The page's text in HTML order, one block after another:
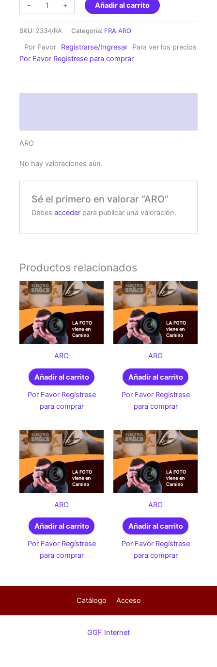
-
cantidad
+ Añadir al carrito
SKU: 2334/RA Categoría: FRA ARO
Por Favor Registrarse/Ingresar
Para ver los precios
Por Favor Regístrese para comprar
ARO
No hay valoraciones aún.
Sé el primero en valorar “ARO”
Debesacceder para publicar una valoración.
Productos relacionados
ARO
Añadir al carrito
Por Favor Regístrese
para comprar
ARO
Añadir al carrito
Por Favor Regístrese
para comprar
ARO
Añadir al carrito
Por Favor Regístrese
para comprar
ARO
Añadir al carrito
Por Favor Regístrese
para comprar
Catálogo Acceso
GGF Internet